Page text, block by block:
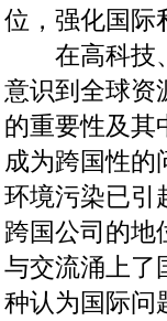
位，强化国际
在高科技、
意识到全球资
的重要性及其
成为跨国性的
环境污染已引
跨国公司的地
与交流涌上了
种认为国际问